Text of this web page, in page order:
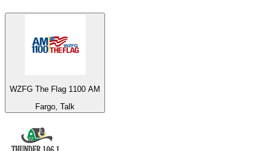
WZFG The Flag 1100 AM
Fargo, Talk